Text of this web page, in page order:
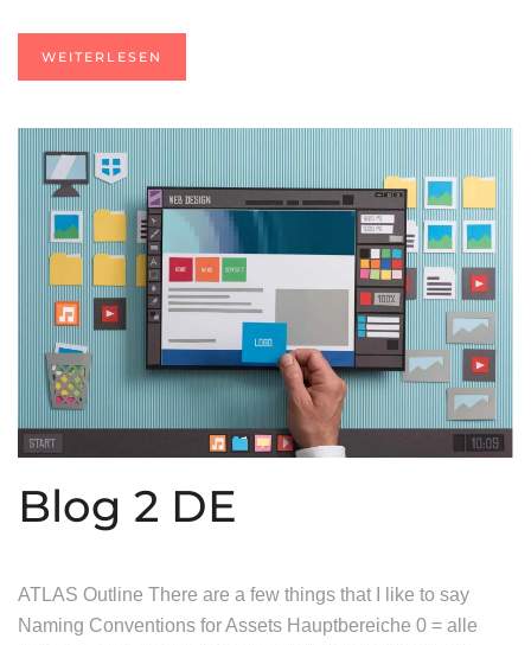
WEITERLESEN
Blog 2 DE
ATLAS Outline There are a few things that I like to say
Naming Conventions for Assets Hauptbereiche 0 = alle